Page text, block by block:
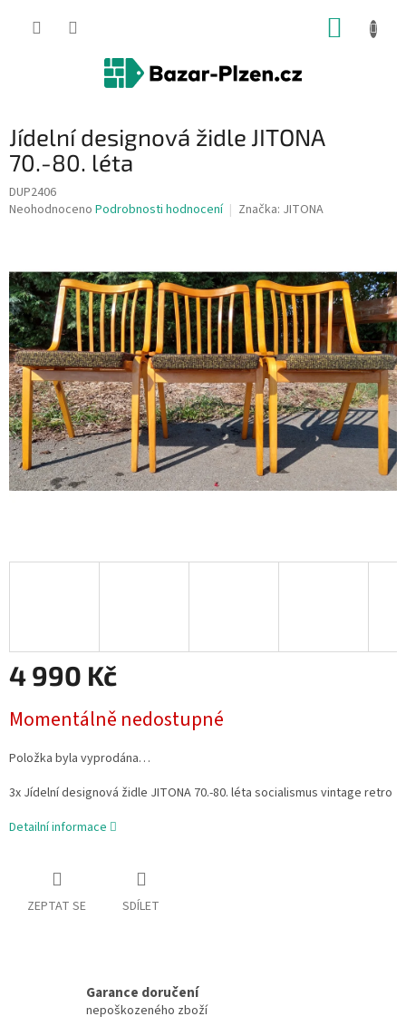
Jídelní designová židle JITONA
70.-80. léta
DUP2406
Průměrné
0,0
z
5
hvězdiček.
Neohodnoceno Podrobnosti hodnocení Značka: JITONA
4 990 Kč
cena:
Momentálně nedostupné
Položka byla vyprodána…
3x Jídelní designová židle JITONA 70.-80. léta socialismus vintage retro
Detailní informace
ZEPTAT SE SDÍLET
Garance doručení
nepoškozeného zboží